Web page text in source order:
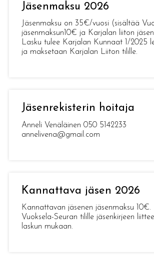
Jäsenmaksu 2026
Jäsenmaksu on 35€/vuosi (sisältää
jäsenmaksun10€ ja Karjalan liiton
Lasku tulee Karjalan Kunnaat 1/2025
ja maksetaan Karjalan Liiton tilille.
Jäsenrekisterin hoitaja
Anneli Venäläinen 050 5142233
annelivena@gmail.com
Kannattava jäsen 2026
Kannattavan jäsenen jäsenmaksu
Vuoksela-Seuran tilille jäsenkirjeen
laskun mukaan.